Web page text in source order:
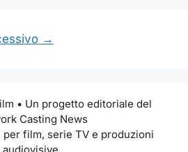
→
• Un progetto editoriale del
Casting News
per film, serie TV e produzioni